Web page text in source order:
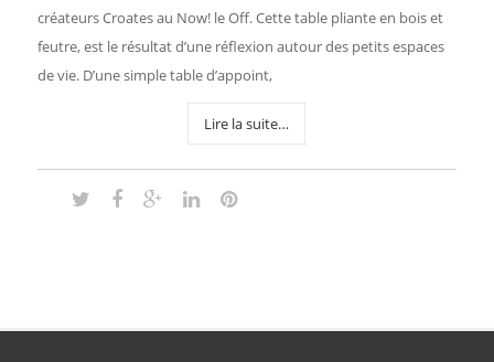
créateurs Croates au Now! le Off. Cette table pliante en bois et
feutre, est le résultat d’une réflexion autour des petits espaces
de vie. D’une simple table d’appoint,
Lire la suite…